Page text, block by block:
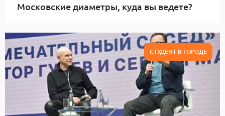
Московские диаметры, куда вы ведете?
СТУДЕНТ В ГОРОДЕ